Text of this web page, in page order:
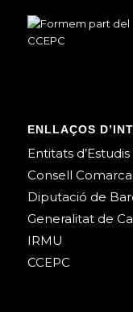
ENLLAÇOS
Entitats
Consell
Diputació de
Generalitat de
IRMU
CCEPC